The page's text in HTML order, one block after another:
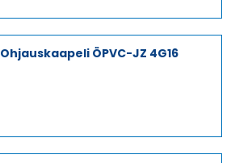
Ohjauskaapeli ÖPVC-JZ 4G16